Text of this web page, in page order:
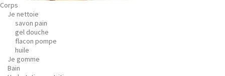
Corps
Je nettoie
savon pain
gel douche
flacon pompe
huile
Je gomme
Bain